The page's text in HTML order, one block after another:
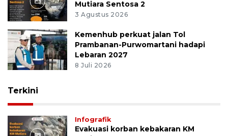
Mutiara Sentosa 2
3 Agustus 2026
Kemenhub perkuat jalan Tol
Prambanan-Purwomartani hadapi
Lebaran 2027
8 Juli 2026
Terkini
Infografik
Evakuasi korban kebakaran KM